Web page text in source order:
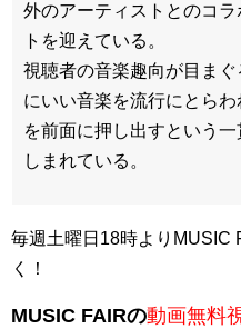
外のアーティストとのコ
トを迎えている。
視聴者の音楽趣向が目ま
にいい音楽を流行にとら
を前面に押し出すという
しまれている。
毎週土曜日18時よりMUSIC
く！
MUSIC FAIRの動画無料